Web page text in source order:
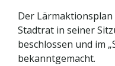
Der
Stadtrat in seiner
beschlossen und im
bekanntgemacht.